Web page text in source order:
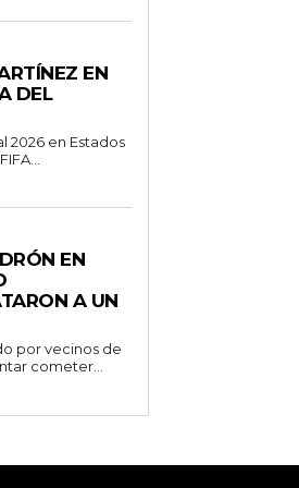
EN
DEL
2026 en Estados
EN
A UN
por vecinos de
cometer...